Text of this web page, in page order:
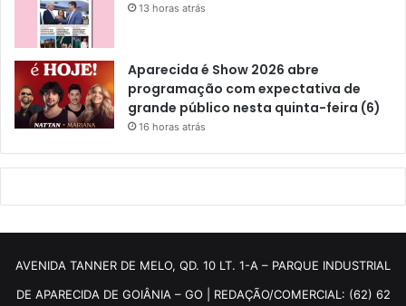
13 horas atrás
Aparecida é Show 2026 abre
programação com expectativa de
grande público nesta quinta-feira (6)
16 horas atrás
AVENIDA TANNER DE MELO, QD. 10 LT. 1-A – PARQUE INDUSTRIAL
DE APARECIDA DE GOIÂNIA – GO | REDAÇÃO/COMERCIAL: (62) 62